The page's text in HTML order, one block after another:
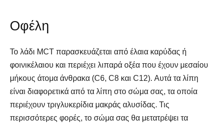
Οφέλη
Το λάδι MCT παρασκευάζεται από έλαια καρύδας ή
φοινικέλαιου και περιέχει λιπαρά οξέα που έχουν μεσαίου
μήκους άτομα άνθρακα (C6, C8 και C12). Αυτά τα λίπη
είναι διαφορετικά από τα λίπη στο σώμα σας, τα οποία
περιέχουν τριγλυκερίδια μακράς αλυσίδας. Τις
περισσότερες φορές, το σώμα σας θα μετατρέψει τα